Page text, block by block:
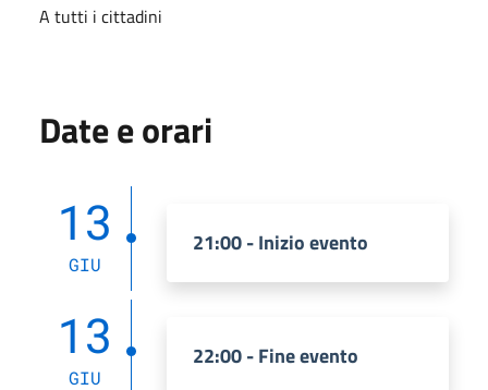
A tutti i cittadini
Date e orari
13
GIU
21:00 - Inizio evento
13
GIU
22:00 - Fine evento